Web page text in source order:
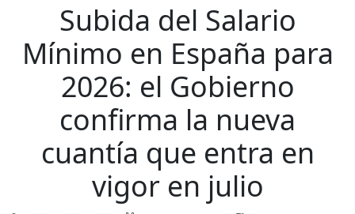
Subida del Salario
Mínimo en España para
2026: el Gobierno
confirma la nueva
cuantía que entra en
vigor en julio